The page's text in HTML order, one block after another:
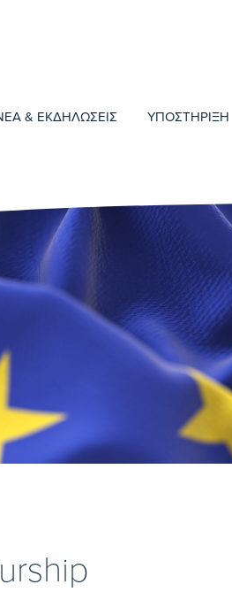
& ΕΚΔΗΛΩΣΕΙΣ ΥΠΟΣΤΗΡΙΞΗ